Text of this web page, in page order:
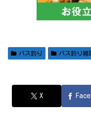
バス釣り バス釣り雑
X